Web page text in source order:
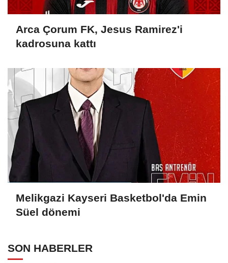
Arca Çorum FK, Jesus Ramirez'i
kadrosuna kattı
Melikgazi Kayseri Basketbol'da Emin
Süel dönemi
SON HABERLER